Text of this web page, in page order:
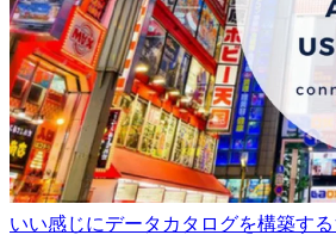
いい感じにデータカタログを構築す